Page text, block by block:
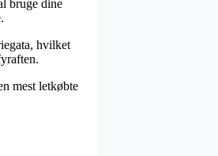
bruge dine
hvilket
mest letkøbte